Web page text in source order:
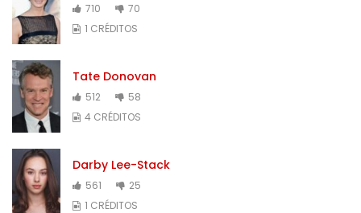
710
70
1 CRÉDITOS
Tate Donovan
512
58
4 CRÉDITOS
Darby Lee-Stack
561
25
1 CRÉDITOS